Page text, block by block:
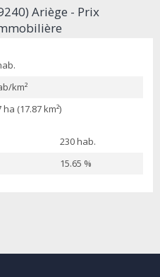
Ariège - Prix
km²
ha (17.87 km²)
230 hab.
15.65 %